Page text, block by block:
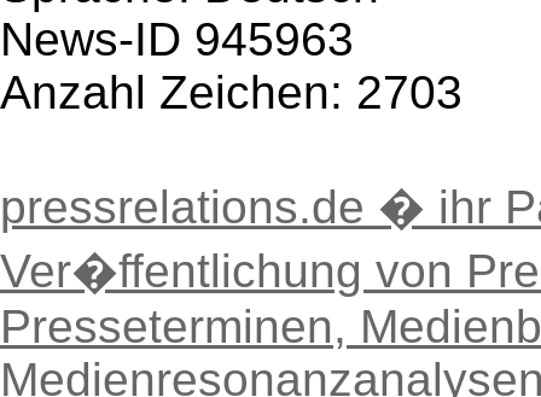
News-ID 945963
Anzahl Zeichen: 2703
pressrelations.de � ihr
Ver�ffentlichung von
Presseterminen,